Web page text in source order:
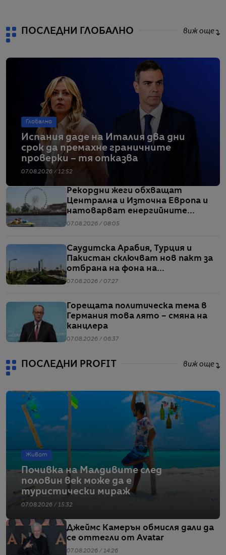
ПОСЛЕДНИ ГЛОБАЛНО виж още
Глобално
Испания даде на Италия два дни
срок да премахне граничните
проверки – тя отказва
07.08.2026 / 12:52
Рекордни жеги обхващат
Централна и Източна Европа и
натоварват енергийните
системи
07.08.2026 / 08:05
Саудитска Арабия, Турция и
Пакистан сключват нов пакт за
отбрана на фона на
напрежението между САЩ и Иран
07.08.2026 / 07:27
Горещата политическа тема в
Германия това лято – смяна на
канцлера
07.08.2026 / 06:37
ПОСЛЕДНИ PROFIT виж още
Живот
Почивка на Малдивите след
половин век може да е
туристически мираж
07.08.2026 / 15:32
Джеймс Камерън обмисля дали да
се оттегли от Avatar
07.08.2026 / 14:26